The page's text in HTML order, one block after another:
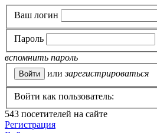
Ваш логин
Пароль
вспомнить пароль
или зарегистрироваться
Войти как пользователь:
543 посетителей на сайте
Регистрация